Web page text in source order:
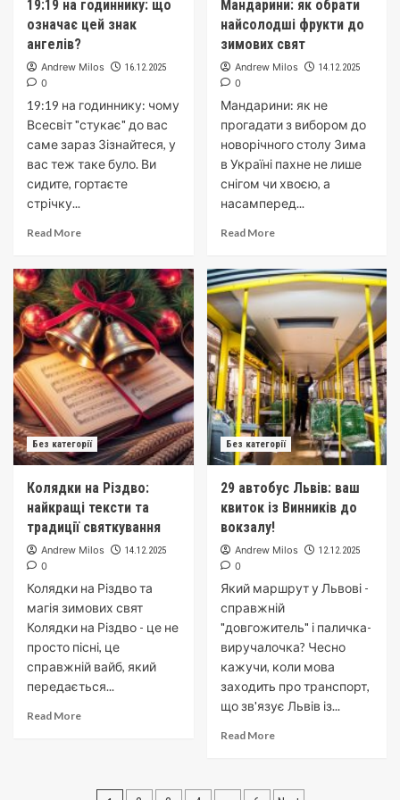
19:19 на годиннику: що
означає цей знак
ангелів?
Andrew Milos 16.12.2025
0
19:19 на годиннику: чому
Всесвіт "стукає" до вас
саме зараз Зізнайтеся, у
вас теж таке було. Ви
сидите, гортаєте
стрічку...
Read More
Мандарини: як обрати
найсолодші фрукти до
зимових свят
Andrew Milos 14.12.2025
0
Мандарини: як не
прогадати з вибором до
новорічного столу Зима
в Україні пахне не лише
снігом чи хвоєю, а
насамперед...
Read More
Без категорії
Колядки на Різдво:
найкращі тексти та
традиції святкування
Andrew Milos 14.12.2025
0
Колядки на Різдво та
магія зимових свят
Колядки на Різдво - це не
просто пісні, це
справжній вайб, який
передається...
Read More
Без категорії
29 автобус Львів: ваш
квиток із Винників до
вокзалу!
Andrew Milos 12.12.2025
0
Який маршрут у Львові -
справжній
"довгожитель" і паличка-
виручалочка? Чесно
кажучи, коли мова
заходить про транспорт,
що зв'язує Львів із...
Read More